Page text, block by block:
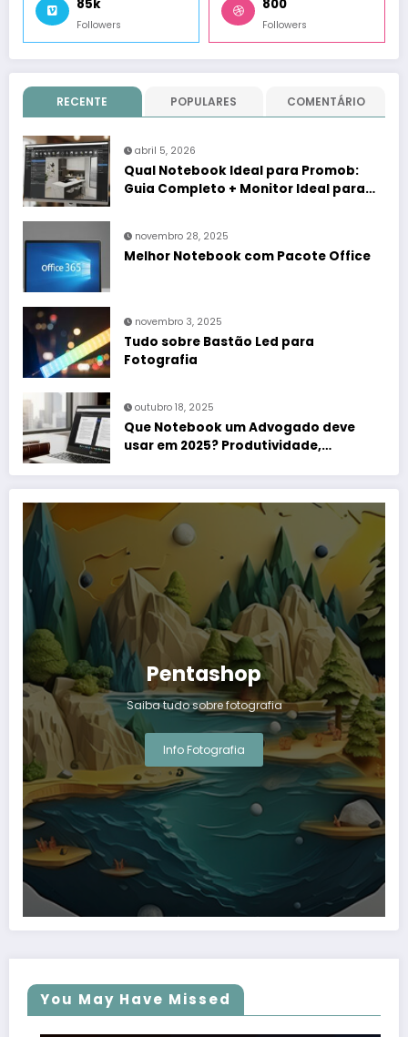
85k
Followers
800
Followers
RECENTE POPULARES COMENTÁRIO
abril 5, 2026
Qual Notebook Ideal para Promob:
Guia Completo + Monitor Ideal para
novembro 28, 2025
Melhor Notebook com Pacote Office
novembro 3, 2025
Tudo sobre Bastão Led para
Fotografia
outubro 18, 2025
Que Notebook um Advogado deve
usar em 2025? Produtividade,
Pentashop
Saiba tudo sobre fotografia
Info Fotografia
You May Have Missed